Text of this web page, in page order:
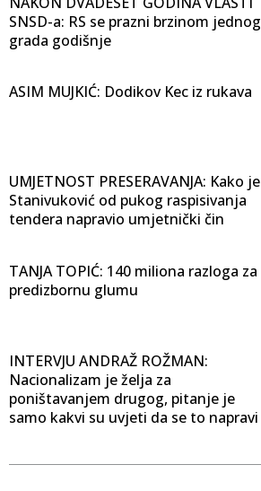
SNSD-a: RS se prazni brzinom jednog
grada godišnje
ASIM MUJKIĆ: Dodikov Kec iz rukava
UMJETNOST PRESERAVANJA: Kako je
Stanivuković od pukog raspisivanja
tendera napravio umjetnički čin
TANJA TOPIĆ: 140 miliona razloga za
predizbornu glumu
INTERVJU ANDRAŽ ROŽMAN:
Nacionalizam je želja za
poništavanjem drugog, pitanje je
samo kakvi su uvjeti da se to napravi